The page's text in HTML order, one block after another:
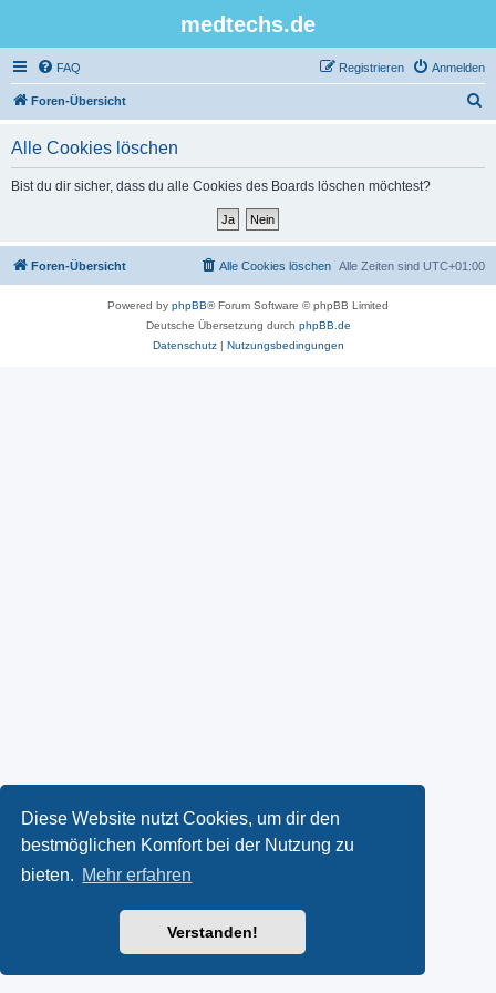
Diese Website nutzt Cookies, um dir den
bestmöglichen Komfort bei der Nutzung zu
bieten. Mehr erfahren
Verstanden!
medtechs.de
FAQ Anmelden
Registrieren
Foren-Übersicht
Alle Cookies löschen
Bist du dir sicher, dass du alle Cookies des Boards löschen möchtest?
Foren-Übersicht Alle Zeiten sind UTC+01:00
Alle Cookies löschen
Powered by phpBB® Forum Software © phpBB Limited
Deutsche Übersetzung durch phpBB.de
Datenschutz| Nutzungsbedingungen